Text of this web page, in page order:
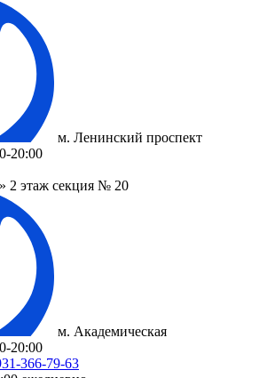
м. Ленинский проспект
20:00
2 этаж секция № 20
м. Академическая
20:00
366-79-63